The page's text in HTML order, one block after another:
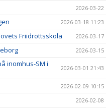
2026-03-22
2026-03-18 11:23
Friidrottsskola 2026-03-17
2026-03-15
inomhus-SM i
2026-03-01 21:43
2026-02-09 10:15
2026-02-08